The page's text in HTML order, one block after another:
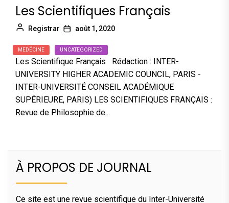
Les Scientifiques Français
Registrar août 1, 2020
MEDÉCINE UNCATEGORIZED
Les Scientifique Français Rédaction : INTER-
UNIVERSITY HIGHER ACADEMIC COUNCIL, PARIS -
INTER-UNIVERSITÉ CONSEIL ACADÉMIQUE
SUPÉRIEURE, PARIS) LES SCIENTIFIQUES FRANÇAIS :
Revue de Philosophie de...
À PROPOS DE JOURNAL
Ce site est une revue scientifique du Inter-Université